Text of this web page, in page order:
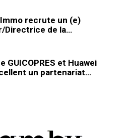
recrute un (e)
Directrice de la…
GUICOPRES et Huawei
un partenariat…